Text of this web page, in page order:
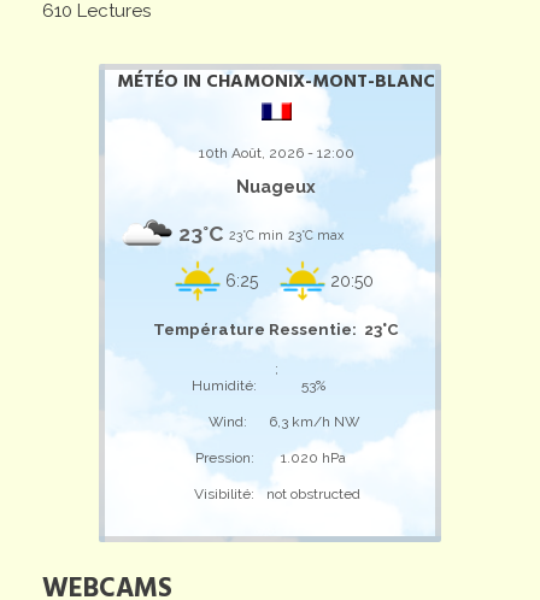
610 Lectures
MÉTÉO IN CHAMONIX-MONT-BLANC
10th Août, 2026 - 12:00
Nuageux
23°C 23°C min 23°C max
6:25 20:50
Température Ressentie: 23°C
;
Humidité:
53%
Wind: 6,3 km/h NW
Pression: 1.020 hPa
Visibilité: not obstructed
WEBCAMS